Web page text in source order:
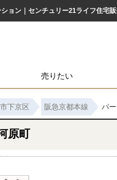
ョン｜センチュリー21ライフ住宅
売りたい
下京区 阪急京都本線 パ
原町